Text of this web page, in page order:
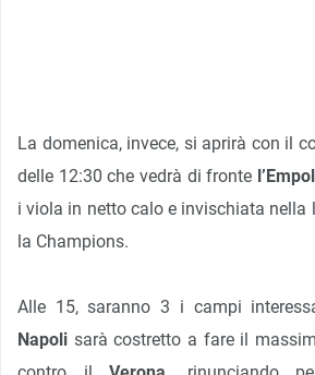
La domenica, invece, si aprirà con il
delle 12:30 che vedrà di fronte
i viola in netto calo e invischiata nella
la Champions.
Alle 15, saranno 3 i campi
Napoli sarà costretto a fare il